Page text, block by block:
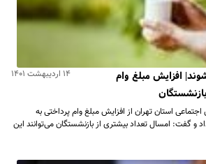
۱۴ اردیبهشت ۱۴۰۱
افزایش مبلغ وام
استان تهران از افزایش مبلغ وام پرداختی به
و گفت: امسال تعداد بیشتری از بازنشستگان می‌توانند این